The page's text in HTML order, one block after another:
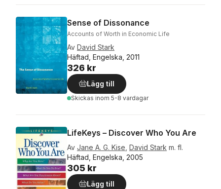
Sense of Dissonance
Accounts of Worth in Economic Life
Av David Stark
Häftad, Engelska, 2011
326 kr
Lägg till
Skickas inom 5-8 vardagar
LifeKeys – Discover Who You Are
Av Jane A. G. Kise David Stark m. fl.
Häftad, Engelska, 2005
305 kr
Lägg till